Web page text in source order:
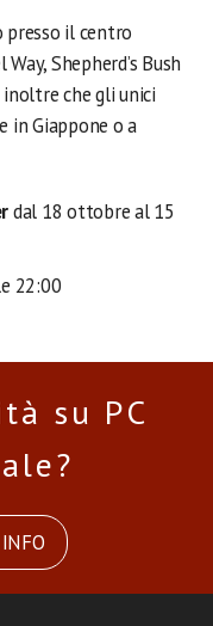
presso il centro
Way, Shepherd’s Bush
inoltre che gli unici
in Giappone o a
dal 18 ottobre al 15
22:00
su PC